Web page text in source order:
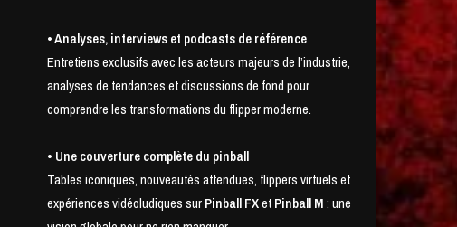
• Analyses, interviews et podcasts de référence
Entretiens exclusifs avec les acteurs majeurs de l’industrie,
analyses de tendances et discussions de fond pour
comprendre les transformations du flipper moderne.
• Une couverture complète du pinball
Tables iconiques, nouveautés attendues, flippers virtuels et
expériences vidéoludiques surPinball FXetPinball M: une